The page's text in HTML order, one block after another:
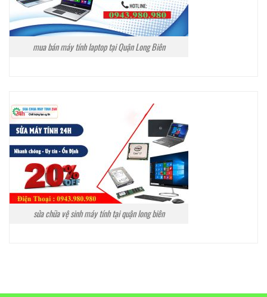
mua bán máy tính laptop tại Quận Long Biên
sửa chữa vệ sinh máy tính tại quận long biên